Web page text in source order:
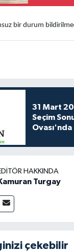
bir durum
31 Mart
Seçim
Ovası'nda
HAKKINDA
Turgay
çekebilir